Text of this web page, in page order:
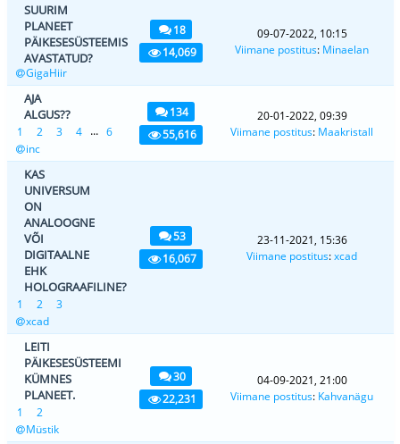
SUURIM
PLANEET
PÄIKESESÜSTEEMIS
AVASTATUD?
GigaHiir
18
14,069
09-07-2022, 10:15
Viimane postitus: Minaelan
AJA
ALGUS??
1 2 3 4 ... 6
inc
134
55,616
20-01-2022, 09:39
Viimane postitus: Maakristall
KAS
UNIVERSUM
ON
ANALOOGNE
VÕI
DIGITAALNE
EHK
HOLOGRAAFILINE?
1 2
3
xcad
53
16,067
23-11-2021, 15:36
Viimane postitus:xcad
LEITI
PÄIKESESÜSTEEMI
KÜMNES
PLANEET.
1
2
Müstik
30
22,231
04-09-2021, 21:00
Viimane postitus: Kahvanägu